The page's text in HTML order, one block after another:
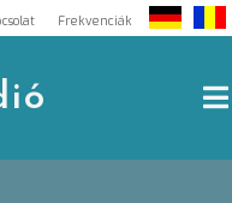
Frekvenciák